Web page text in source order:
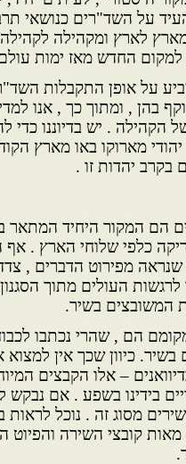
על השד"רים כנושאי
מארץ לארץ ומקהילה
למקום החדש מאז ימות
על אופן התקבלות
בהן , ומתוך כך , אנו
הקהילה . יש בדיוננו
בקרב יהדות זו .
הם המקור היחיד המתאר
כלפי שלוחי הארץ .
שנראה מפירוט הדברים ,
לרגשות העולים מתוך
המשובצים בשיר.
הם , שהרי נכתבו
בשיר. כיוון שכך אין
– אלו הקבצים
בידינו בשפע . אם
מסוג זה . נוכל לראות
קובצי השירה והפיוט